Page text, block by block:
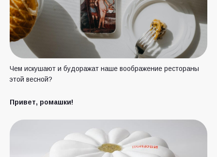
Чем искушают и будоражат наше воображение рестораны
этой весной?
Привет, ромашки!